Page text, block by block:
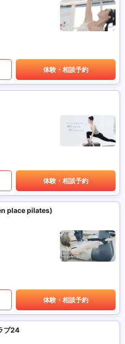
体験・相談予約
体験・相談予約
place pilates)
体験・相談予約
ブ24